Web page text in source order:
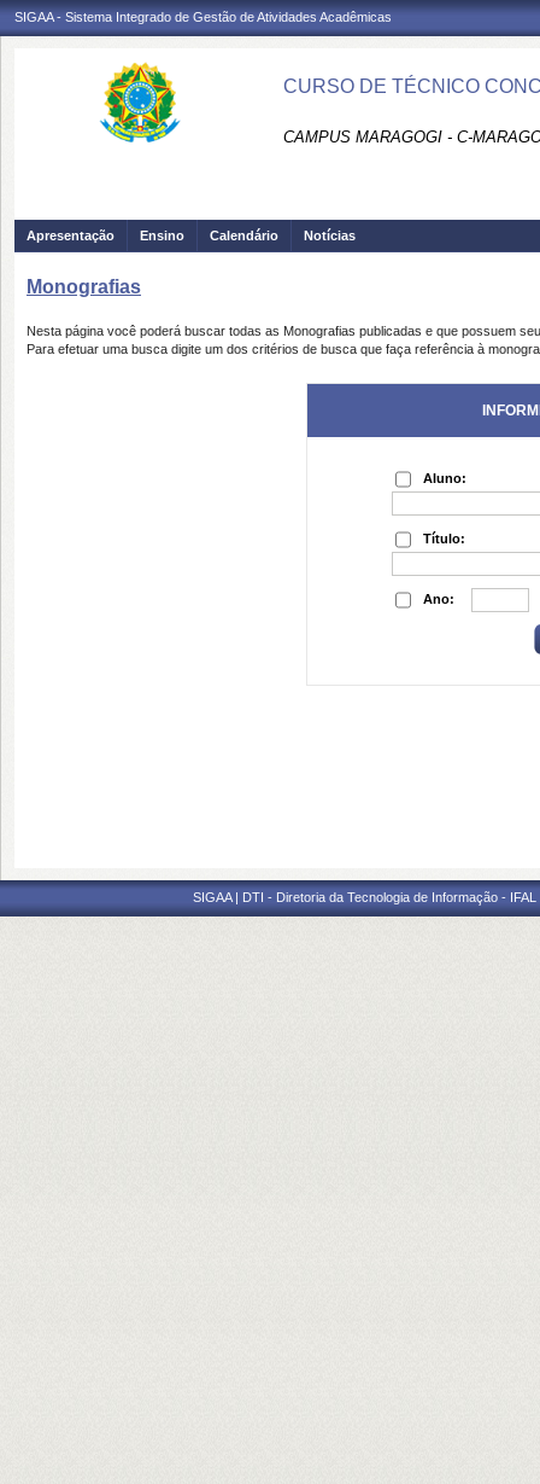
SIGAA - Sistema Integrado de Gestão de Atividades Acadêmicas
CURSO DE TÉCNICO
CAMPUS MARAGOGI - C-
Apresentação Ensino Calendário Notícias
Monografias
Nesta página você poderá buscar todas as Monografias publicadas e que possuem
Para efetuar uma busca digite um dos critérios de busca que faça referência à
Aluno:
Título:
Ano:
SIGAA | DTI - Diretoria da Tecnologia de Informação -